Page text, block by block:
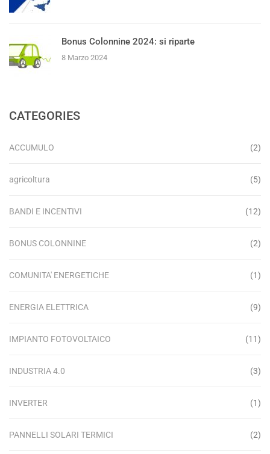
Bonus Colonnine 2024: si riparte
8 Marzo 2024
CATEGORIES
ACCUMULO (2)
agricoltura (5)
BANDI E INCENTIVI (12)
BONUS COLONNINE (2)
COMUNITA' ENERGETICHE (1)
ENERGIA ELETTRICA (9)
IMPIANTO FOTOVOLTAICO (11)
INDUSTRIA 4.0 (3)
INVERTER (1)
PANNELLI SOLARI TERMICI (2)